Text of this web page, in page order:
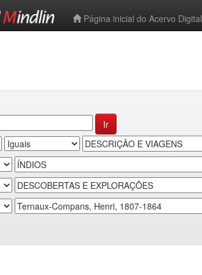
Página inicial do Acervo Digital